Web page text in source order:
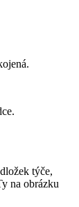
týče,
na obrázku